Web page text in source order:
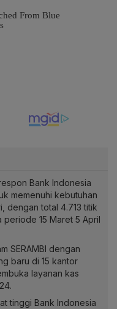
Bank Indonesia
memenuhi kebutuhan
dengan total 4.713 titik
15 Maret 5 April
SERAMBI dengan
baru di 15 kantor
layanan kas
tinggi Bank Indonesia